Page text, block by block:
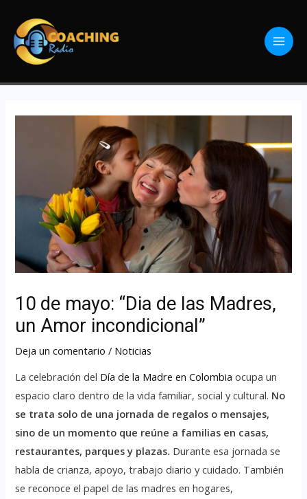
10 de mayo: “Dia de las Madres,
un Amor incondicional”
Deja un comentario / Noticias
La celebración del Día de la Madre en Colombia ocupa un
espacio claro dentro de la vida familiar, social y cultural. No
se trata solo de una jornada de regalos o mensajes,
sino de un momento que reúne a familias en casas,
restaurantes, parques y plazas. Durante esa jornada se
habla de crianza, apoyo, trabajo diario y cuidado. También
se reconoce el papel de las madres en hogares,